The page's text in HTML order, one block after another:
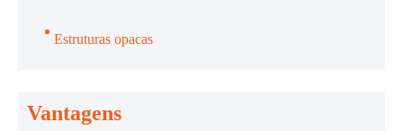
Estruturas opacas
Vantagens